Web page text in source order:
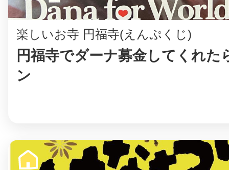
楽しいお寺 円福寺(えんぷくじ)
円福寺でダーナ募金してくれた
ン
お知らせ
ヘルプ
お問い合わせ